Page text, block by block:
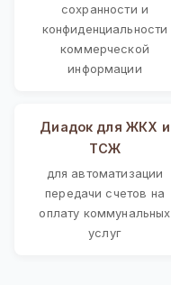
сохранности и
конфиденциальности
коммерческой
информации
Диадок для ЖКХ и
ТСЖ
для автоматизации
передачи счетов на
оплату коммунальных
услуг